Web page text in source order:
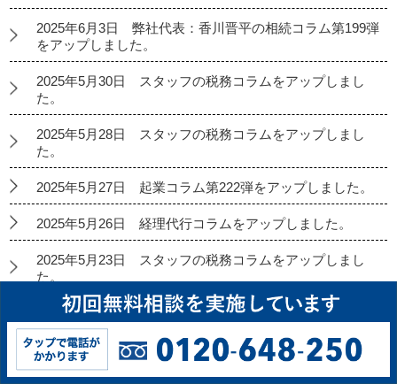
2025年6月3日 弊社代表：香川晋平の相続コラム第199弾
をアップしました。
2025年5月30日 スタッフの税務コラムをアップしまし
た。
2025年5月28日 スタッフの税務コラムをアップしまし
た。
2025年5月27日 起業コラム第222弾をアップしました。
2025年5月26日 経理代行コラムをアップしました。
2025年5月23日 スタッフの税務コラムをアップしまし
た。
2025年5月21日 スタッフの税務コラムをアップしまし
た。
2025年5月20日 弊社代表：香川晋平の相続コラム第198